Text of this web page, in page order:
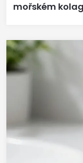
mořském